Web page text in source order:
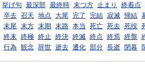
挙げ句 最深部 最終時 末つ方 止まり 終着点
卒去 召天 地点 大尾 完了 完結 寂滅 帰結
末尾 末方 末期 末路 本当 死亡 死去 死歿
終末 終極 終止 終決 終滅 終点 終焉 終盤
行為 観念 辞世 逝去 遷化 部分 長逝 閉幕